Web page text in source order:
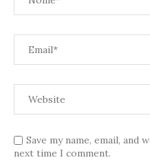
Save my name, email,
next time I comment.